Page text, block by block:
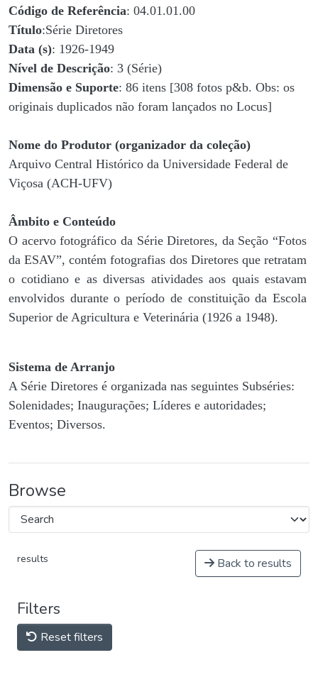
Código de Referência: 04.01.01.00
Título:Série Diretores
Data (s): 1926-1949
Nível de Descrição: 3 (Série)
Dimensão e Suporte: 86 itens [308 fotos p&b. Obs: os
originais duplicados não foram lançados no Locus]
Nome do Produtor (organizador da coleção)
Arquivo Central Histórico da Universidade Federal de
Viçosa (ACH-UFV)
Âmbito e Conteúdo
O acervo fotográfico da Série Diretores, da Seção “Fotos
da ESAV”, contém fotografias dos Diretores que retratam
o cotidiano e as diversas atividades aos quais estavam
envolvidos durante o período de constituição da Escola
Superior de Agricultura e Veterinária (1926 a 1948).
Sistema de Arranjo
A Série Diretores é organizada nas seguintes Subséries:
Solenidades; Inaugurações; Líderes e autoridades;
Eventos; Diversos.
Browse
results Back to results
Filters
Reset filters